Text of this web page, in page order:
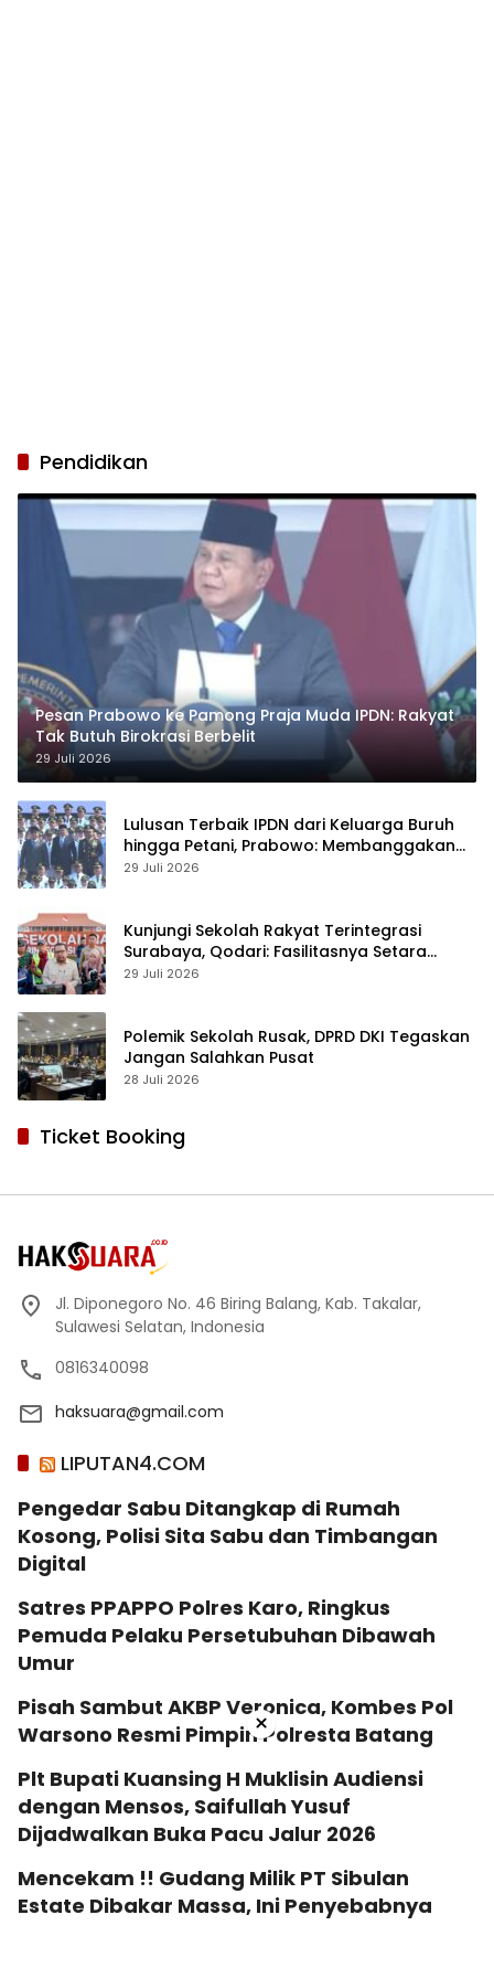
Pendidikan
Pesan Prabowo ke Pamong Praja Muda IPDN: Rakyat
Tak Butuh Birokrasi Berbelit
29 Juli 2026
Lulusan Terbaik IPDN dari Keluarga Buruh
hingga Petani, Prabowo: Membanggakan
Hati Saya
29 Juli 2026
Kunjungi Sekolah Rakyat Terintegrasi
Surabaya, Qodari: Fasilitasnya Setara
Sekolah Swasta Terbaik
29 Juli 2026
Polemik Sekolah Rusak, DPRD DKI Tegaskan
Jangan Salahkan Pusat
28 Juli 2026
Ticket Booking
Jl. Diponegoro No. 46 Biring Balang, Kab. Takalar,
Sulawesi Selatan, Indonesia
0816340098
haksuara@gmail.com
LIPUTAN4.COM
Pengedar Sabu Ditangkap di Rumah
Kosong, Polisi Sita Sabu dan Timbangan
Digital
Satres PPAPPO Polres Karo, Ringkus
Pemuda Pelaku Persetubuhan Dibawah
Umur
Pisah Sambut AKBP Veronica, Kombes Pol
Warsono Resmi Pimpin Polresta Batang
Plt Bupati Kuansing H Muklisin Audiensi
dengan Mensos, Saifullah Yusuf
Dijadwalkan Buka Pacu Jalur 2026
Mencekam !! Gudang Milik PT Sibulan
Estate Dibakar Massa, Ini Penyebabnya
×